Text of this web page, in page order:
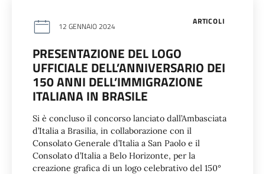
ARTICOLI
12 GENNAIO 2024
PRESENTAZIONE DEL LOGO
UFFICIALE DELL’ANNIVERSARIO DEI
150 ANNI DELL’IMMIGRAZIONE
ITALIANA IN BRASILE
Si è concluso il concorso lanciato dall’Ambasciata
d’Italia a Brasilia, in collaborazione con il
Consolato Generale d’Italia a San Paolo e il
Consolato d’Italia a Belo Horizonte, per la
creazione grafica di un logo celebrativo del 150°